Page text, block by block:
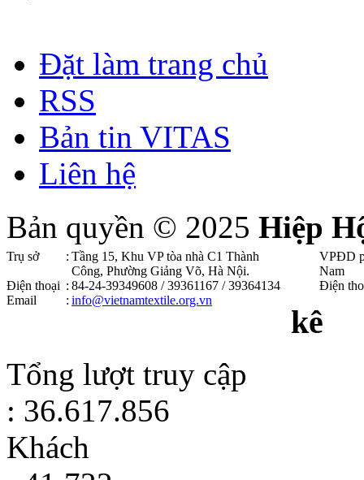
Đặt làm trang chủ
RSS
Bản tin VITAS
Liên hệ
Bản quyền © 2025 Hiệp
Trụ sở : Tầng 15, Khu VP tòa nhà C1 Thành
Công, Phường Giảng Võ, Hà Nội .
Điện thoại : 84-24-39349608 / 39361167 / 39364134
Email
: info@vietnamtextile.org.vn
VPĐD
Nam
Điện
kê
Tổng lượt truy cập
: 36.617.856
Khách